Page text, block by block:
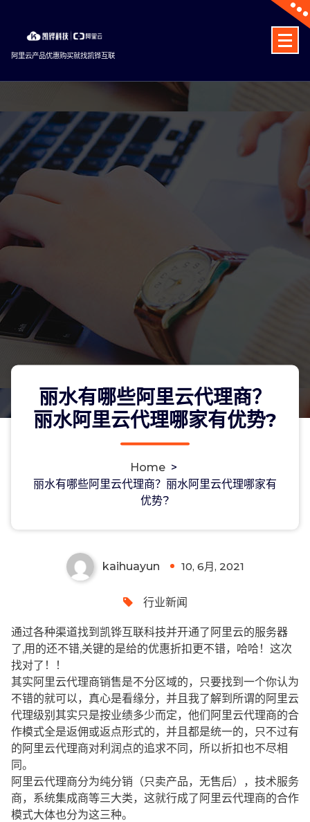
content
阿里云产品优惠购买就找凯铧互联
丽水有哪些阿里云代理商？
丽水阿里云代理哪家有优势?
Home >
丽水有哪些阿里云代理商？丽水阿里云代理哪家有
优势?
丽水有哪些阿里云代理商？丽水阿里云
代理哪家有优势?
kaihuayun 10, 6月, 2021
行业新闻
通过各种渠道找到凯铧互联科技并开通了阿里云的服务器
了,用的还不错,关键的是给的优惠折扣更不错，哈哈！这次
找对了！！
其实阿里云代理商销售是不分区域的，只要找到一个你认为
不错的就可以，真心是看缘分，并且我了解到所谓的阿里云
代理级别其实只是按业绩多少而定，他们阿里云代理商的合
作模式全是返佣或返点形式的，并且都是统一的，只不过有
的阿里云代理商对利润点的追求不同，所以折扣也不尽相
同。
阿里云代理商分为纯分销（只卖产品，无售后），技术服务
商，系统集成商等三大类，这就行成了阿里云代理商的合作
模式大体也分为这三种。